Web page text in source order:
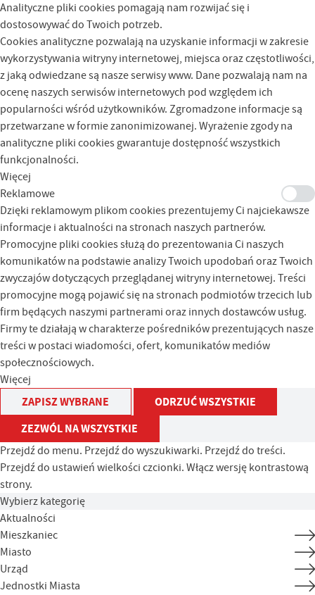
Analityczne pliki cookies pomagają nam rozwijać się i
dostosowywać do Twoich potrzeb.
Cookies analityczne pozwalają na uzyskanie informacji w zakresie
wykorzystywania witryny internetowej, miejsca oraz częstotliwości,
z jaką odwiedzane są nasze serwisy www. Dane pozwalają nam na
ocenę naszych serwisów internetowych pod względem ich
popularności wśród użytkowników. Zgromadzone informacje są
przetwarzane w formie zanonimizowanej. Wyrażenie zgody na
analityczne pliki cookies gwarantuje dostępność wszystkich
funkcjonalności.
Więcej
Reklamowe
Dzięki reklamowym plikom cookies prezentujemy Ci najciekawsze
informacje i aktualności na stronach naszych partnerów.
Promocyjne pliki cookies służą do prezentowania Ci naszych
komunikatów na podstawie analizy Twoich upodobań oraz Twoich
zwyczajów dotyczących przeglądanej witryny internetowej. Treści
promocyjne mogą pojawić się na stronach podmiotów trzecich lub
firm będących naszymi partnerami oraz innych dostawców usług.
Firmy te działają w charakterze pośredników prezentujących nasze
treści w postaci wiadomości, ofert, komunikatów mediów
społecznościowych.
Więcej
ZAPISZ WYBRANE
ODRZUĆ WSZYSTKIE
ZEZWÓL NA WSZYSTKIE
Przejdź do menu. Przejdź do wyszukiwarki. Przejdź do treści.
Przejdź do ustawień wielkości czcionki. Włącz wersję kontrastową
strony.
Wybierz kategorię
Aktualności
Mieszkaniec
Miasto
Urząd
Jednostki Miasta